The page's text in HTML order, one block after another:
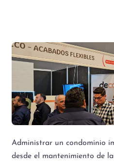
Administrar un condominio
desde el mantenimiento de